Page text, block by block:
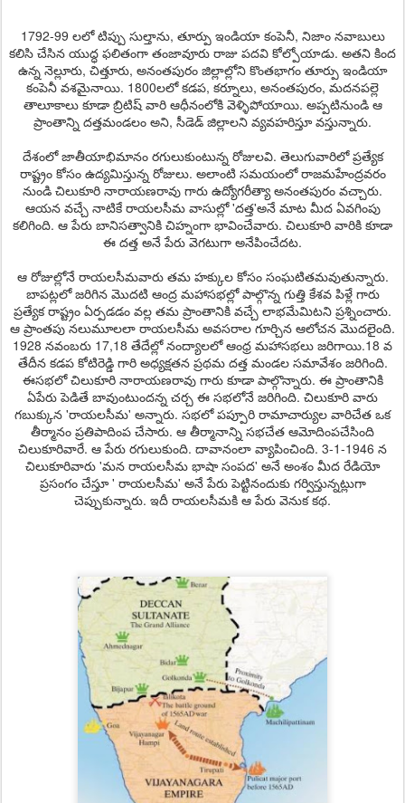
1792-99 లలో టిప్పు సుల్తాను, తూర్పు ఇండియా కంపెనీ, నిజాం నవాబులు
కలిసి చేసిన యుద్ధ ఫలితంగా తంజావూరు రాజు పదవి కోల్పోయాడు. అతని కింద
ఉన్న నెల్లూరు, చిత్తూరు, అనంతపురం జిల్లాల్లోని కొంతభాగం తూర్పు ఇండియా
కంపెనీ వశమైనాయి. 1800లలో కడప, కర్నూలు, అనంతపురం, మదనపల్లె
తాలూకాలు కూడా బ్రిటిష్ వారి ఆధీనంలోకి వెళ్ళిపోయాయి. అప్పటినుండి ఆ
ప్రాంతాన్ని దత్తమండలం అని, సీడెడ్ జిల్లాలని వ్యవహరిస్తూ వస్తున్నారు.
దేశంలో జాతీయాభిమానం రగులుకుంటున్న రోజులవి. తెలుగువారిలో ప్రత్యేక
రాష్ట్రం కోసం ఉద్యమిస్తున్న రోజులు. అలాంటి సమయంలో రాజమహేంద్రవరం
నుండి చిలుకూరి నారాయణరావు గారు ఉద్యోగరీత్యా అనంతపురం వచ్చారు.
ఆయన వచ్చే నాటికే రాయలసీమ వాసుల్లో 'దత్త'అనే మాట మీద ఏవగింపు
కలిగింది. ఆ పేరు బానిసత్వానికి చిహ్నంగా భావించేవారు. చిలుకూరి వారికి కూడా
ఈ దత్త అనే పేరు వెగటుగా అనేపించేదట.
ఆ రోజుల్లోనే రాయలసీమవారు తమ హక్కుల కోసం సంఘటితమవుతున్నారు.
బాపట్లలో జరిగిన మొదటి ఆంద్ర మహాసభల్లో పాల్గొన్న గుత్తి కేశవ పిళ్లే గారు
ప్రత్యేక రాష్ట్రం ఏర్పడడం వల్ల తమ ప్రాంతానికి వచ్చే లాభమేమిటని ప్రశ్నించారు.
ఆ ప్రాంతపు నలుమూలలా రాయలసీమ అవసరాల గూర్చిన ఆలోచన మొదలైంది.
1928 నవంబరు 17,18 తేదేల్లో నంద్యాలలో ఆంధ్ర మహాసభలు జరిగాయి.18 వ
తేదీన కడప కోటిరెడ్డి గారి అధ్యక్షతన ప్రథమ దత్త మండల సమావేశం జరిగింది.
ఈసభలో చిలుకూరి నారాయణరావు గారు కూడా పాల్గొన్నారు. ఈ ప్రాంతానికి
ఏపేరు పెడితే బావుంటుందన్న చర్చ ఈ సభలోనే జరిగింది. చిలుకూరి వారు
గబుక్కున 'రాయలసీమ' అన్నారు. సభలో పప్పూరి రామాచార్యుల వారిచేత ఒక
తీర్మానం ప్రతిపాదింప చేసారు. ఆ తీర్మానాన్ని సభచేత ఆమోదింపచేసింది
చిలుకూరివారే. ఆ పేరు రగులుకుంది. దావానంలా వ్యాపించింది. 3-1-1946 న
చిలుకూరివారు 'మన రాయలసీమ భాషా సంపద' అనే అంశం మీద రేడియో
ప్రసంగం చేస్తూ ' రాయలసీమ' అనే పేరు పెట్టినందుకు గర్విస్తున్నట్లుగా
చెప్పుకున్నారు. ఇదీ రాయలసీమకి ఆ పేరు వెనుక కథ.